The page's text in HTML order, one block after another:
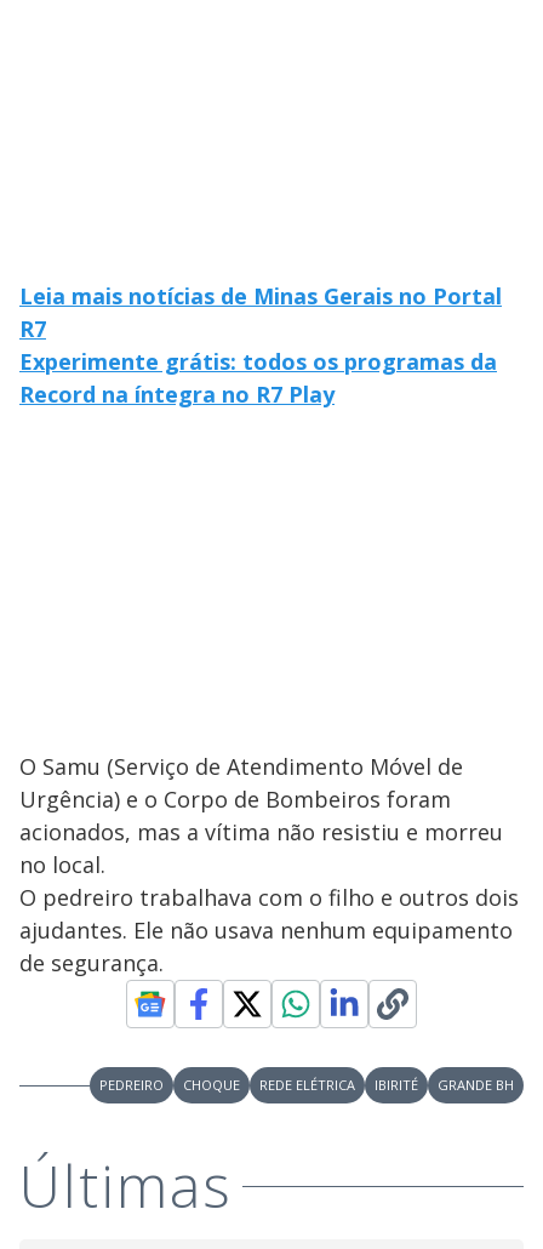
Leia mais notícias de Minas Gerais no Portal
R7
Experimente grátis: todos os programas da
Record na íntegra no R7 Play
O Samu (Serviço de Atendimento Móvel de
Urgência) e o Corpo de Bombeiros foram
acionados, mas a vítima não resistiu e morreu
no local.
O pedreiro trabalhava com o filho e outros dois
ajudantes. Ele não usava nenhum equipamento
de segurança.
PEDREIRO CHOQUE REDE ELÉTRICA IBIRITÉ GRANDE BH
Últimas